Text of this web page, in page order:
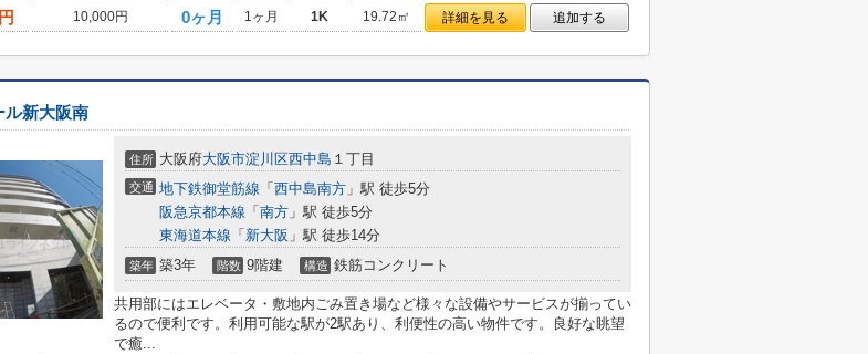
10,000円 0ヶ月 1ヶ月 1K 19.72㎡ 詳細を見る 追加する
ル新大阪南
住所 大阪府大阪市淀川区西中島 １丁目
交通 地下鉄御堂筋線 「 西中島南方 」駅 徒歩5分
阪急京都本線 「 南方 」駅 徒歩5分
東海道本線 「 新大阪 」駅 徒歩14分
築年 築3年 階数 9階建 構造 鉄筋コンクリート
共用部にはエレベータ・敷地内ごみ置き場など様々な設備やサービスが揃ってい
るので便利です。利用可能な駅が2駅あり、利便性の高い物件です。良好な眺望
で癒...